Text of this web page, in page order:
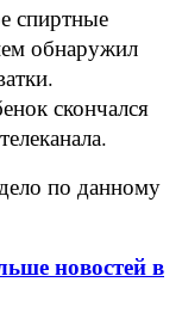
спиртные
обнаружил
скончался
по данному
новостей в